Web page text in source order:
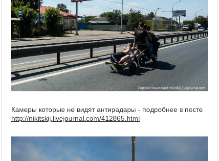
Камеры которые не видят антирадары - подробнее в посте
http://nikitskij.livejournal.com/412865.html